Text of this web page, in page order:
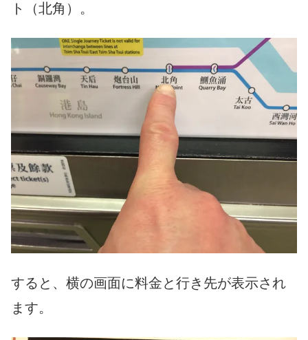
ト（北角）。
すると、横の画面に料金と行き先が表示され
ます。